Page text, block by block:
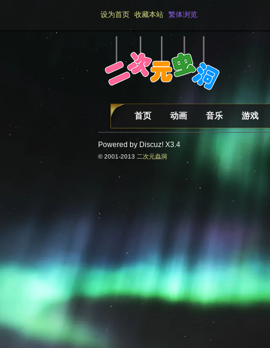
设为首页 收藏本站 繁体浏览
首页 动画 音乐 游戏
Powered by Discuz! X3.4
© 2001-2013 二次元蟲洞